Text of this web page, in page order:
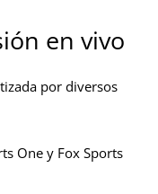
en vivo
por diversos
One y Fox Sports